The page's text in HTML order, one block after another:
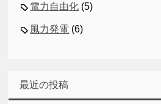
電力自由化 (5)
風力発電 (6)
最近の投稿